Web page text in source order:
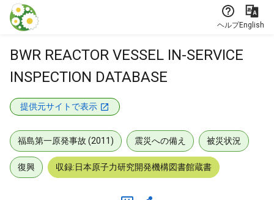
本文に飛ぶ
ヘルプEnglish
BWR REACTOR VESSEL IN-SERVICE
INSPECTION DATABASE
提供元サイトで表示
福島第一原発事故 (2011) 震災への備え 被災状況
復興 収録:日本原子力研究開発機構図書館蔵書